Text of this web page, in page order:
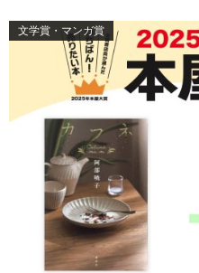
文学賞・マンガ賞